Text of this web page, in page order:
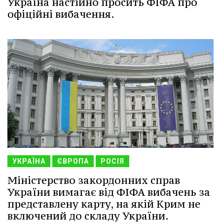
офіційні вибачення.
УКРАЇНА ЄВРОПА РОСІЯ
Міністерство закордонних справ
України вимагає від ФІФА вибачень за
представлену карту, на якій Крим не
включений до складу України.